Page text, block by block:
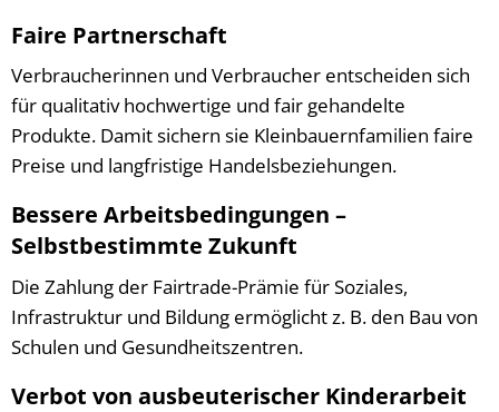
Faire Partnerschaft
Verbraucherinnen und Verbraucher entscheiden sich
für qualitativ hochwertige und fair gehandelte
Produkte. Damit sichern sie Kleinbauernfamilien faire
Preise und langfristige Handelsbeziehungen.
Bessere Arbeitsbedingungen –
Selbstbestimmte Zukunft
Die Zahlung der Fairtrade-Prämie für Soziales,
Infrastruktur und Bildung ermöglicht z. B. den Bau von
Schulen und Gesundheitszentren.
Verbot von ausbeuterischer Kinderarbeit